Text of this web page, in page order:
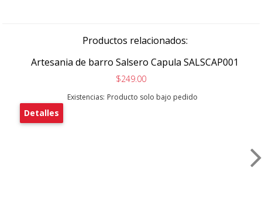
Productos relacionados:
Artesania de barro Salsero Capula SALSCAP001
$249.00
Existencias: Producto solo bajo pedido
Detalles